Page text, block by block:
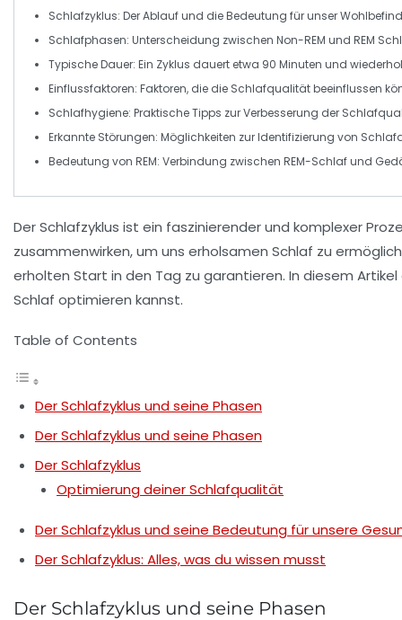
Schlafzyklus: Der Ablauf und die Bedeutung für unser
Schlafphasen: Unterscheidung zwischen Non-REM und REM
Typische Dauer: Ein Zyklus dauert etwa 90 Minuten und
Einflussfaktoren: Faktoren, die die Schlafqualität beeinflussen
Schlafhygiene: Praktische Tipps zur Verbesserung der
Erkannte Störungen: Möglichkeiten zur Identifizierung von
Bedeutung von REM: Verbindung zwischen REM-Schlaf und
DerSchlafzyklus ist ein faszinierender und komplexer
zusammenwirken, um uns erholsamen Schlaf zu
erholten Start in den Tag zu garantieren. In diesem
Schlaf optimieren kannst.
Table of Contents
Der Schlafzyklus und seine Phasen
Der Schlafzyklus und seine Phasen
Der Schlafzyklus
Optimierung deiner Schlafqualität
Der Schlafzyklus und seine Bedeutung für unsere
Der Schlafzyklus: Alles, was du wissen musst
Der Schlafzyklus und seine Phasen